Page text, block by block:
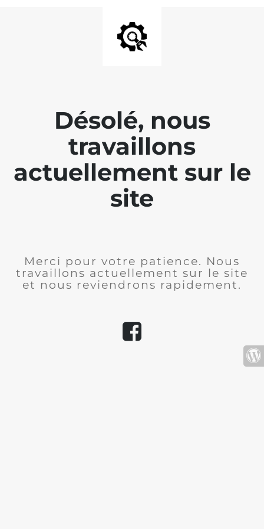
Désolé, nous
travaillons
actuellement sur le
site
Merci pour votre patience. Nous
travaillons actuellement sur le site
et nous reviendrons rapidement.